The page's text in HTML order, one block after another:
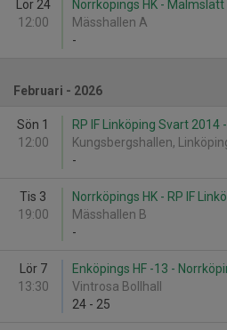
Lör 24
12:00
Norrköpings HK - Malmslätt
Mässhallen A
-
Februari - 2026
Sön 1
12:00
RP IF Linköping Svart 2014
Kungsbergshallen,
-
Tis 3
19:00
Norrköpings HK - RP IF
Mässhallen B
-
Lör 7
13:30
Enköpings HF -13 -
Vintrosa Bollhall
24 - 25